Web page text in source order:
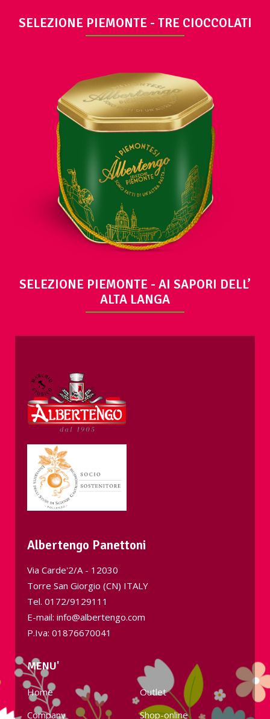
SELEZIONE PIEMONTE - TRE CIOCCOLATI
VIEW
SELEZIONE PIEMONTE - AI SAPORI DELL’
ALTA LANGA
Albertengo Panettoni
Via Carde'2/A - 12030
Torre San Giorgio (CN) ITALY
Tel. 0172/9129111
E-mail: info@albertengo.com
P.Iva: 01876670041
MENU'
Home
Company
Outlet
Shop-online